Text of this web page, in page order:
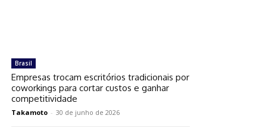
Brasil
Empresas trocam escritórios tradicionais por
coworkings para cortar custos e ganhar
competitividade
Takamoto - 30 de junho de 2026